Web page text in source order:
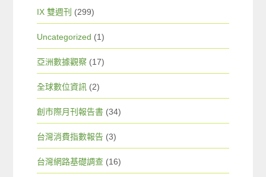
IX 雙週刊 (299)
Uncategorized (1)
亞洲數據觀察 (17)
全球數位資訊 (2)
創市際月刊報告書 (34)
台灣消費指數報告 (3)
台灣網路基礎調查 (16)